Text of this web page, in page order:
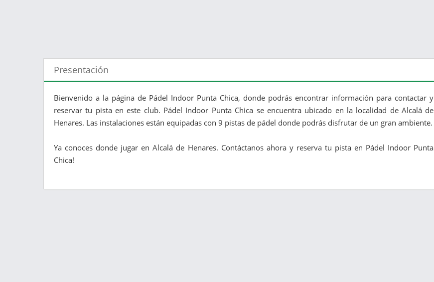
Presentación
Bienvenido a la página de Pádel Indoor Punta Chica​, donde podrás encontrar información para contactar y
reservar tu pista en este club. Pádel Indoor Punta Chica​ se encuentra ubicado en la localidad de Alcalá de
Henares. Las instalaciones están equipadas con 9 pistas de pádel donde podrás disfrutar de un gran ambiente.
Ya conoces donde jugar en Alcalá de Henares. Contáctanos ahora y reserva tu pista en Pádel Indoor Punta
Chica​!